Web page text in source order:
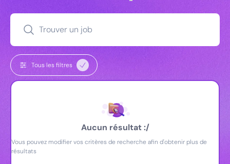
Trouver un job
Tous les filtres
Aucun résultat :/
Vous pouvez modifier vos critères de recherche afin d'obtenir plus de
résultats